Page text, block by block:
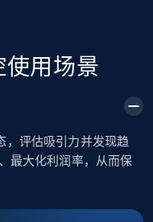
and more.
立即开始
使用场景
，评估吸引力并发现趋
最大化利润率，从而保